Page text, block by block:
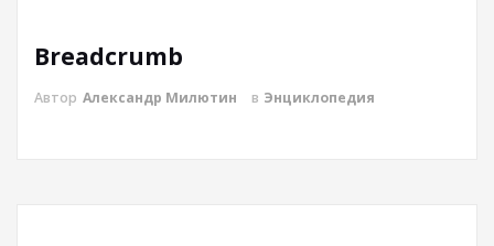
Breadcrumb
Автор Александр Милютин в Энциклопедия